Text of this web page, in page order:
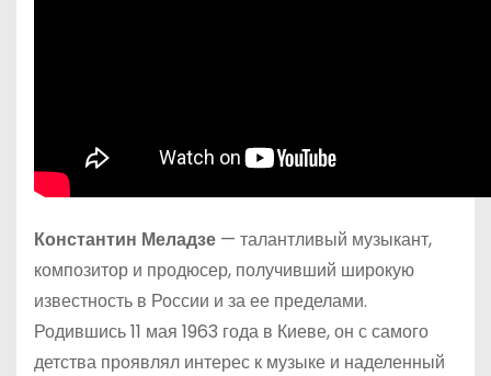
Константин Меладзе — талантливый музыкант,
композитор и продюсер, получивший широкую
известность в России и за ее пределами.
Родившись 11 мая 1963 года в Киеве, он с самого
детства проявлял интерес к музыке и наделенный